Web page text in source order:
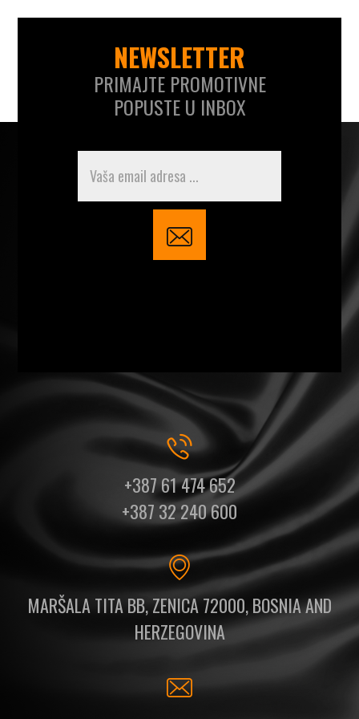
NEWSLETTER
PRIMAJTE PROMOTIVNE
POPUSTE U INBOX
+387 61 474 652
+387 32 240 600
MARŠALA TITA BB, ZENICA 72000, BOSNIA AND
HERZEGOVINA